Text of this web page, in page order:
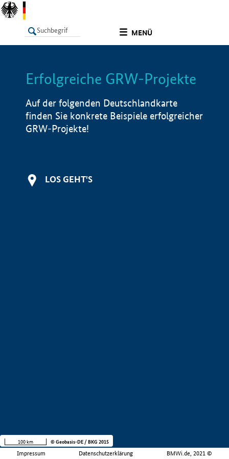
MENÜ
LISTE Info
Erfolgreiche GRW-Projekte
Auf der folgenden Deutschlandkarte
finden Sie konkrete Beispiele erfolgreicher
GRW-Projekte!
LOS GEHT'S
Impressum Datenschutzerklärung BMWi.de, 2021 ©
100 km © Geobasis-DE / BKG 2015